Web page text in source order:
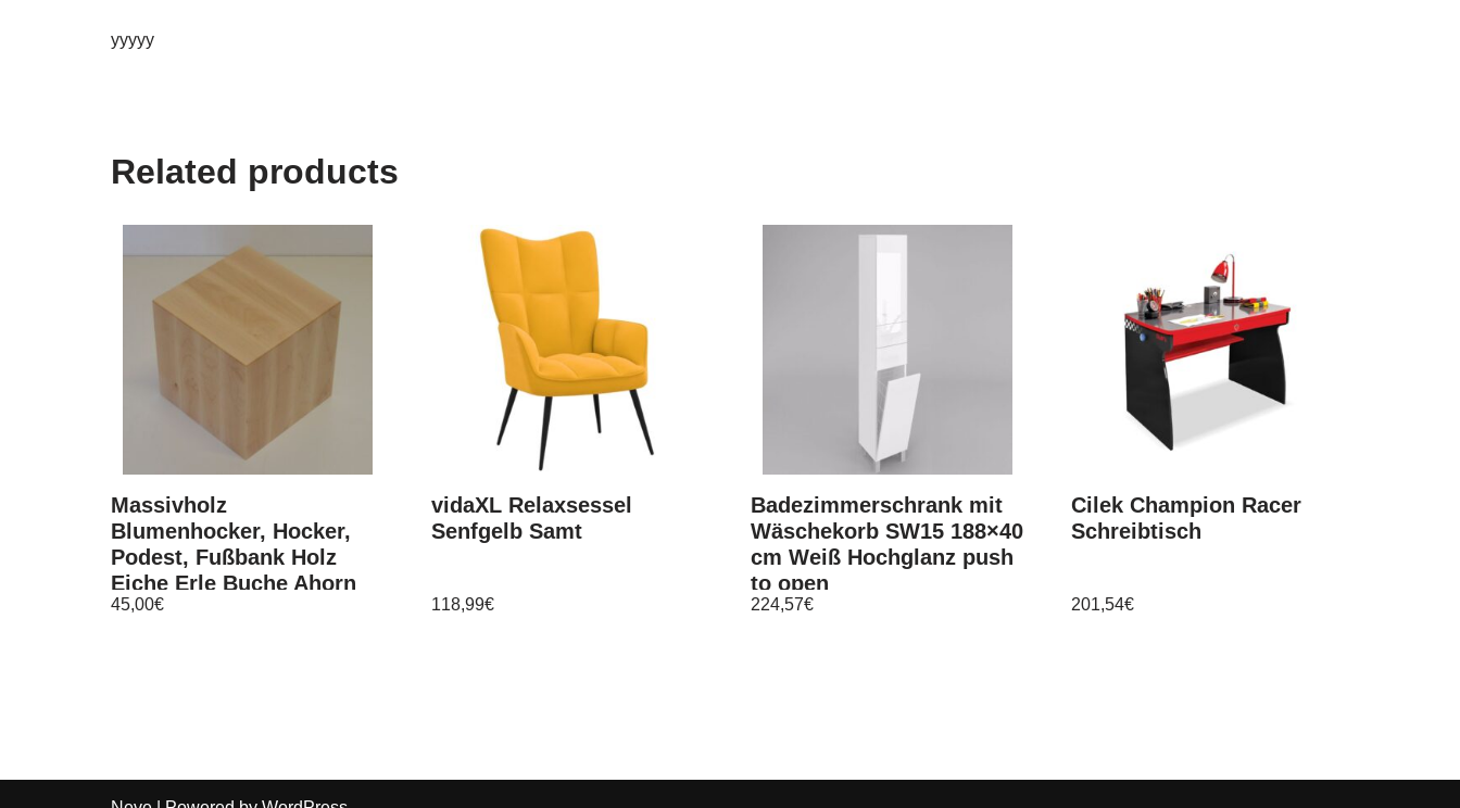
yyyyy
Related products
Massivholz
Blumenhocker, Hocker,
Podest, Fußbank Holz
Eiche Erle Buche Ahorn
geölt
45,00€
vidaXL Relaxsessel
Senfgelb Samt
118,99€
Badezimmerschrank mit
Wäschekorb SW15 188×40
cm Weiß Hochglanz push
to open
224,57€
Cilek Champion Racer
Schreibtisch
201,54€